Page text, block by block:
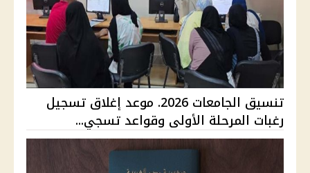
تنسيق الجامعات 2026. موعد إغلاق تسجيل
رغبات المرحلة الأولى وقواعد تسجي...